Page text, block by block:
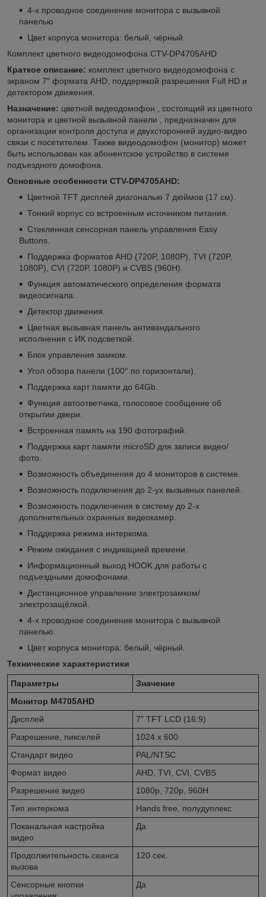
4-х проводное соединение монитора с вызывной
панелью
Цвет корпуса монитора: белый, чёрный
Комплект цветного видеодомофона CTV-DP4705AHD
Краткое описание: комплект цветного видеодомофона с
экраном 7" формата AHD, поддержкой разрешения Full HD и
детектором движения.
Назначение: цветной видеодомофон , состоящий из цветного
монитора и цветной вызывной панели , предназначен для
организации контроля доступа и двухсторонней аудио-видео
связи с посетителем. Также видеодомофон (монитор) может
быть использован как абонентское устройство в системе
подъездного домофона.
Основные особенности CTV-DP4705AHD:
Цветной TFT дисплей диагональю 7 дюймов (17 см).
Тонкий корпус со встроенным источником питания.
Стеклянная сенсорная панель управления Easy
Buttons.
Поддержка форматов AHD (720P, 1080P), TVI (720P,
1080P), CVI (720P, 1080P) и CVBS (960H).
Функция автоматического определения формата
видеосигнала.
Детектор движения.
Цветная вызывная панель антивандального
исполнения с ИК подсветкой.
Блок управления замком.
Угол обзора панели (100° по горизонтали).
Поддержка карт памяти до 64Gb.
Функция автоответчика, голосовое сообщение об
открытии двери.
Встроенная память на 190 фотографий.
Поддержка карт памяти microSD для записи видео/
фото.
Возможность объединения до 4 мониторов в системе.
Возможность подключения до 2-ух вызывных панелей.
Возможность подключения в систему до 2-х
дополнительных охранных видеокамер.
Поддержка режима интеркома.
Режим ожидания с индикацией времени.
Информационный выход HOOK для работы с
подъездными домофонами.
Дистанционное управление электрозамком/
электрозащёлкой.
4-х проводное соединение монитора с вызывной
панелью.
Цвет корпуса монитора: белый, чёрный.
Технические характеристики
Параметры
Значение
Монитор M4705AHD
Дисплей
7" TFT LCD (16:9)
Разрешение, пикселей
1024 x 600
Стандарт видео
PAL/NTSC
Формат видео
AHD, TVI, CVI, CVBS
Разрешение видео
1080p, 720р, 960H
Тип интеркома
Hands free, полудуплекс
Поканальная настройка
видео
Да
Продолжительность сеанса
вызова
120 сек.
Сенсорные кнопки
Да